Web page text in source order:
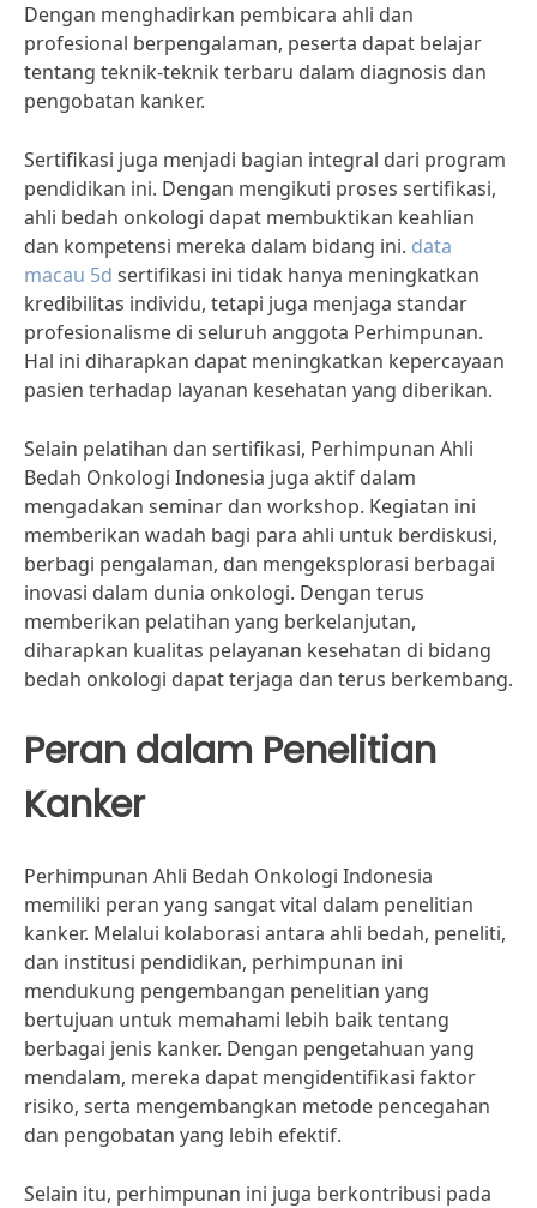
Dengan menghadirkan pembicara ahli dan
profesional berpengalaman, peserta dapat belajar
tentang teknik-teknik terbaru dalam diagnosis dan
pengobatan kanker.
Sertifikasi juga menjadi bagian integral dari program
pendidikan ini. Dengan mengikuti proses sertifikasi,
ahli bedah onkologi dapat membuktikan keahlian
dan kompetensi mereka dalam bidang ini. data
macau 5d sertifikasi ini tidak hanya meningkatkan
kredibilitas individu, tetapi juga menjaga standar
profesionalisme di seluruh anggota Perhimpunan.
Hal ini diharapkan dapat meningkatkan kepercayaan
pasien terhadap layanan kesehatan yang diberikan.
Selain pelatihan dan sertifikasi, Perhimpunan Ahli
Bedah Onkologi Indonesia juga aktif dalam
mengadakan seminar dan workshop. Kegiatan ini
memberikan wadah bagi para ahli untuk berdiskusi,
berbagi pengalaman, dan mengeksplorasi berbagai
inovasi dalam dunia onkologi. Dengan terus
memberikan pelatihan yang berkelanjutan,
diharapkan kualitas pelayanan kesehatan di bidang
bedah onkologi dapat terjaga dan terus berkembang.
Peran dalam Penelitian
Kanker
Perhimpunan Ahli Bedah Onkologi Indonesia
memiliki peran yang sangat vital dalam penelitian
kanker. Melalui kolaborasi antara ahli bedah, peneliti,
dan institusi pendidikan, perhimpunan ini
mendukung pengembangan penelitian yang
bertujuan untuk memahami lebih baik tentang
berbagai jenis kanker. Dengan pengetahuan yang
mendalam, mereka dapat mengidentifikasi faktor
risiko, serta mengembangkan metode pencegahan
dan pengobatan yang lebih efektif.
Selain itu, perhimpunan ini juga berkontribusi pada